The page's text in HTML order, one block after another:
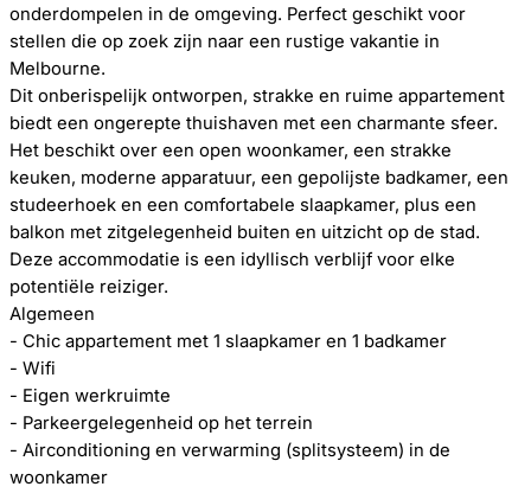
onderdompelen in de omgeving. Perfect geschikt voor
stellen die op zoek zijn naar een rustige vakantie in
Melbourne.
Dit onberispelijk ontworpen, strakke en ruime appartement
biedt een ongerepte thuishaven met een charmante sfeer.
Het beschikt over een open woonkamer, een strakke
keuken, moderne apparatuur, een gepolijste badkamer, een
studeerhoek en een comfortabele slaapkamer, plus een
balkon met zitgelegenheid buiten en uitzicht op de stad.
Deze accommodatie is een idyllisch verblijf voor elke
potentiële reiziger.
Algemeen
- Chic appartement met 1 slaapkamer en 1 badkamer
- Wifi
- Eigen werkruimte
- Parkeergelegenheid op het terrein
- Airconditioning en verwarming (splitsysteem) in de
woonkamer